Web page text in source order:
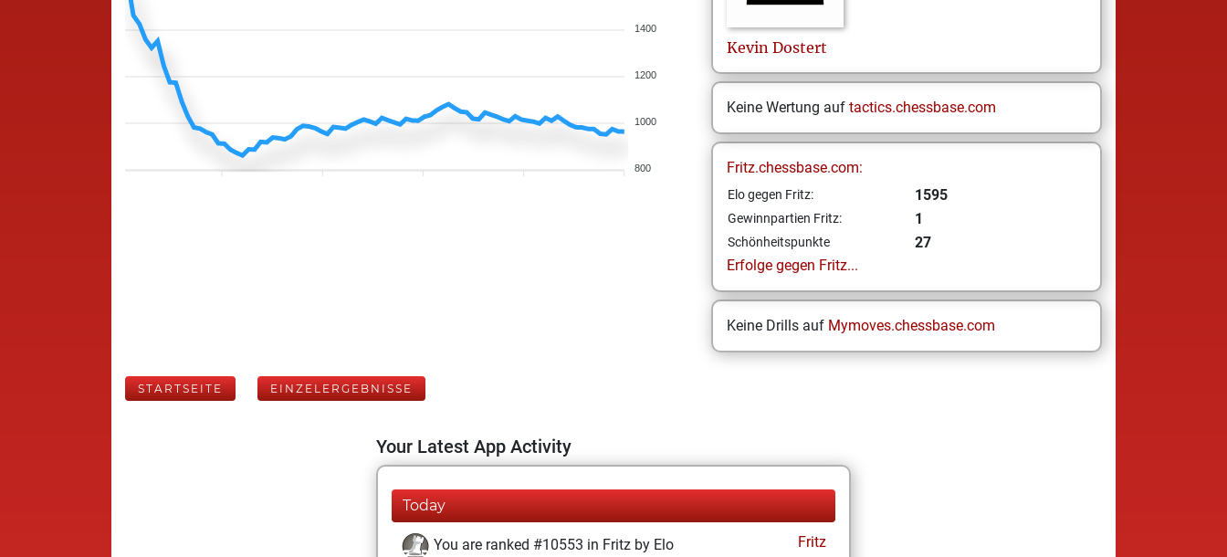
1400
1200
1000
800
Kevin Dostert
Keine Wertung auf tactics.chessbase.com
Fritz.chessbase.com:
Elo gegen Fritz: 1595
Gewinnpartien Fritz: 1
Schönheitspunkte
27
Erfolge gegen Fritz...
Keine Drills auf Mymoves.chessbase.com
STARTSEITE EINZELERGEBNISSE
Your Latest App Activity
Today
You are ranked #10553 in Fritz by Elo
Fritz